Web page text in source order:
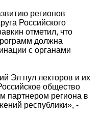
регионов
Российского
отметил, что
должна
с органами
Эл пул лекторов и их
общество
партнером региона в
республики», -